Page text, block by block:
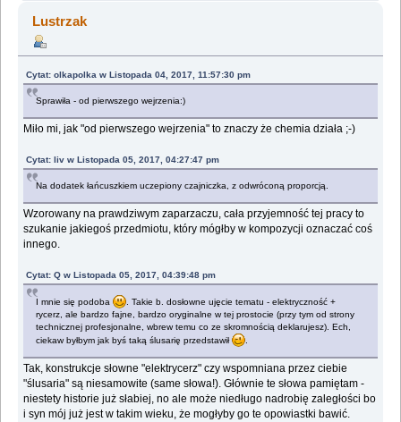
Lustrzak
Cytat: olkapolka w Listopada 04, 2017, 11:57:30 pm
Sprawiła - od pierwszego wejrzenia:)
Miło mi, jak "od pierwszego wejrzenia" to znaczy że chemia działa ;-)
Cytat: liv w Listopada 05, 2017, 04:27:47 pm
Na dodatek łańcuszkiem uczepiony czajniczka, z odwróconą proporcją.
Wzorowany na prawdziwym zaparzaczu, cała przyjemność tej pracy to
szukanie jakiegoś przedmiotu, który mógłby w kompozycji oznaczać coś
innego.
Cytat: Q w Listopada 05, 2017, 04:39:48 pm
I mnie się podoba
. Takie b. dosłowne ujęcie tematu - elektryczność +
rycerz, ale bardzo fajne, bardzo oryginalne w tej prostocie (przy tym od strony
technicznej profesjonalne, wbrew temu co ze skromnością deklarujesz). Ech,
ciekaw byłbym jak byś taką ślusarię przedstawił
.
Tak, konstrukcje słowne "elektrycerz" czy wspomniana przez ciebie
"ślusaria" są niesamowite (same słowa!). Głównie te słowa pamiętam -
niestety historie już słabiej, no ale może niedługo nadrobię zaległości bo
i syn mój już jest w takim wieku, że mogłyby go te opowiastki bawić.